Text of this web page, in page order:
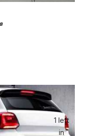
1 left
in